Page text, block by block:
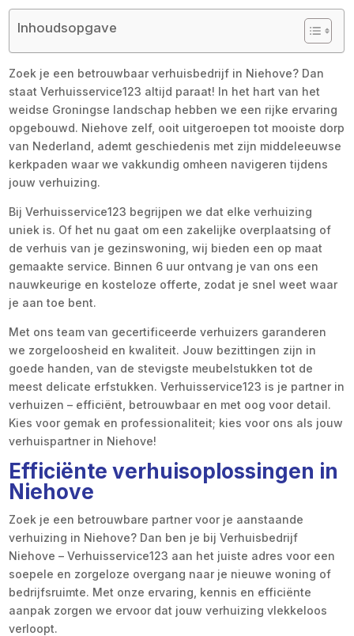
Inhoudsopgave
Zoek je een betrouwbaar verhuisbedrijf in Niehove? Dan
staat Verhuisservice123 altijd paraat! In het hart van het
weidse Groningse landschap hebben we een rijke ervaring
opgebouwd. Niehove zelf, ooit uitgeroepen tot mooiste dorp
van Nederland, ademt geschiedenis met zijn middeleeuwse
kerkpaden waar we vakkundig omheen navigeren tijdens
jouw verhuizing.
Bij Verhuisservice123 begrijpen we dat elke verhuizing
uniek is. Of het nu gaat om een zakelijke overplaatsing of
de verhuis van je gezinswoning, wij bieden een op maat
gemaakte service. Binnen 6 uur ontvang je van ons een
nauwkeurige en kosteloze offerte, zodat je snel weet waar
je aan toe bent.
Met ons team van gecertificeerde verhuizers garanderen
we zorgeloosheid en kwaliteit. Jouw bezittingen zijn in
goede handen, van de stevigste meubelstukken tot de
meest delicate erfstukken. Verhuisservice123 is je partner in
verhuizen – efficiënt, betrouwbaar en met oog voor detail.
Kies voor gemak en professionaliteit; kies voor ons als jouw
verhuispartner in Niehove!
Efficiënte verhuisoplossingen in
Niehove
Zoek je een betrouwbare partner voor je aanstaande
verhuizing in Niehove? Dan ben je bij Verhuisbedrijf
Niehove – Verhuisservice123 aan het juiste adres voor een
soepele en zorgeloze overgang naar je nieuwe woning of
bedrijfsruimte. Met onze ervaring, kennis en efficiënte
aanpak zorgen we ervoor dat jouw verhuizing vlekkeloos
verloopt.